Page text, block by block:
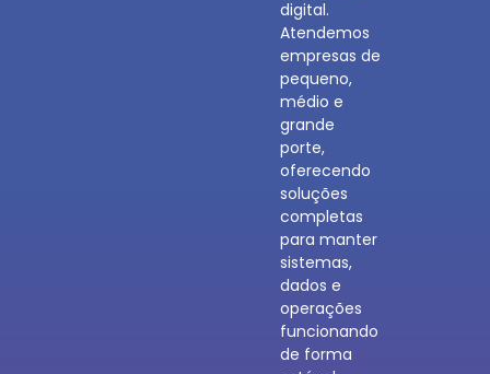
digital.
Atendemos
empresas de
pequeno,
médio e
grande
porte,
oferecendo
soluções
completas
para manter
sistemas,
dados e
operações
funcionando
de forma